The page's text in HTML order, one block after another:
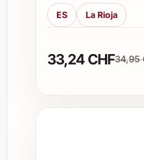
Der The Sadie
sich hervorragend
Weinverkostung
ES La Rioja
33,24 CHF34,95